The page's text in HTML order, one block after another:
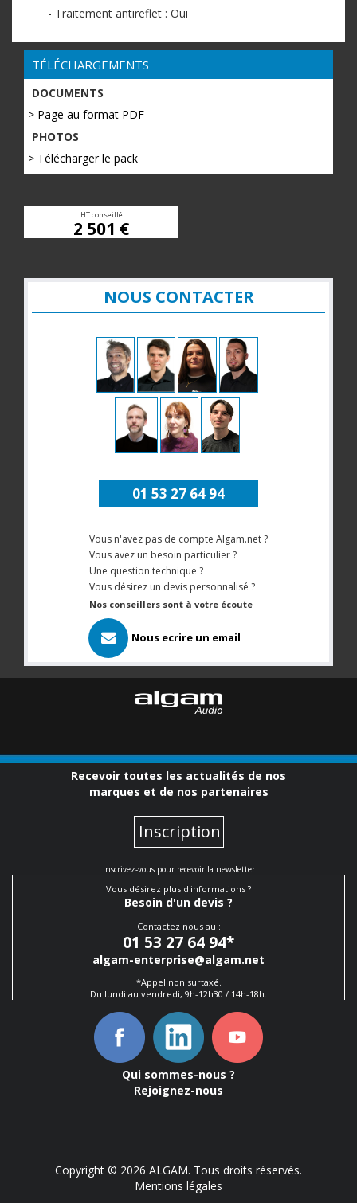
- Traitement antireflet : Oui
TÉLÉCHARGEMENTS
DOCUMENTS
> Page au format PDF
PHOTOS
> Télécharger le pack
HT conseillé
2 501 €
NOUS CONTACTER
01 53 27 64 94
Vous n'avez pas de compte Algam.net ?
Vous avez un besoin particulier ?
Une question technique ?
Vous désirez un devis personnalisé ?
Nos conseillers sont à votre écoute
Nous ecrire un email
Recevoir toutes les actualités de nos
marques et de nos partenaires
Inscription
Inscrivez-vous pour recevoir la newsletter
Vous désirez plus d'informations ?
Besoin d'un devis ?
Contactez nous au :
01 53 27 64 94*
algam-enterprise@algam.net
*Appel non surtaxé.
Du lundi au vendredi, 9h-12h30 / 14h-18h.
Qui sommes-nous ?
Rejoignez-nous
Copyright © 2026 ALGAM. Tous droits réservés.
Mentions légales